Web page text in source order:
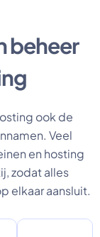
beheer
ook de
Veel
en hosting
zodat alles
elkaar aansluit.